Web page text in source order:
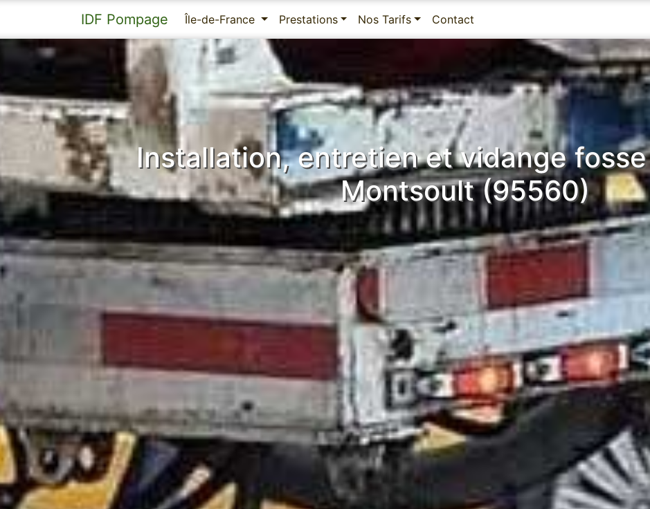
IDF Pompage Île-de-France Prestations Nos Tarifs Contact
Installation, entretien et vidange
Montsoult (95560)